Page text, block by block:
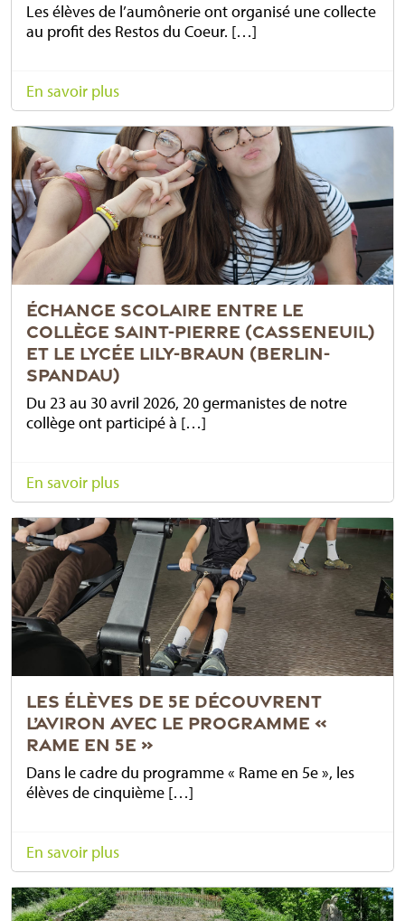
Les élèves de l’aumônerie ont organisé une collecte
au profit des Restos du Coeur. […]
En savoir plus
ÉCHANGE SCOLAIRE ENTRE LE
COLLÈGE SAINT-PIERRE (CASSENEUIL)
ET LE LYCÉE LILY-BRAUN (BERLIN-
SPANDAU)
Du 23 au 30 avril 2026, 20 germanistes de notre
collège ont participé à […]
En savoir plus
LES ÉLÈVES DE 5E DÉCOUVRENT
L’AVIRON AVEC LE PROGRAMME «
RAME EN 5E »
Dans le cadre du programme « Rame en 5e », les
élèves de cinquième […]
En savoir plus